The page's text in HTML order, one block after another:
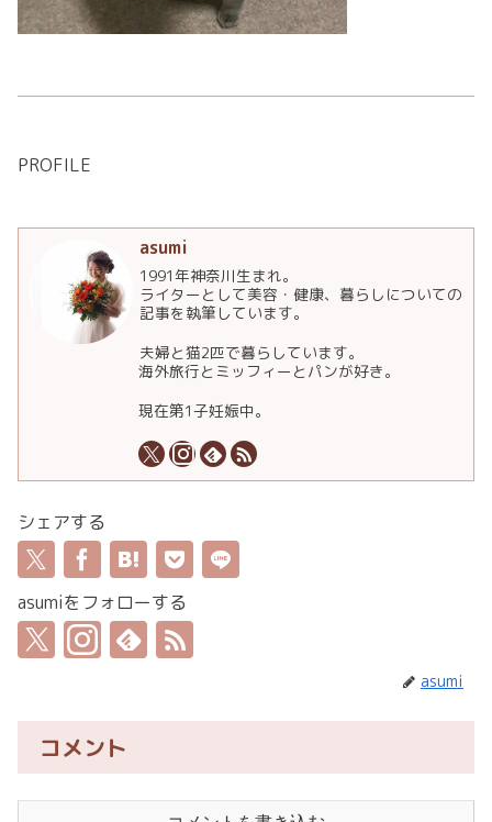
PROFILE
asumi
1991年神奈川生まれ。
ライターとして美容・健康、暮らしについての
記事を執筆しています。
夫婦と猫2匹で暮らしています。
海外旅行とミッフィーとパンが好き。
現在第1子妊娠中。
シェアする
asumiをフォローする
asumi
コメント